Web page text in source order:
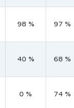
98 % 97 %
40 % 68 %
0 % 74 %